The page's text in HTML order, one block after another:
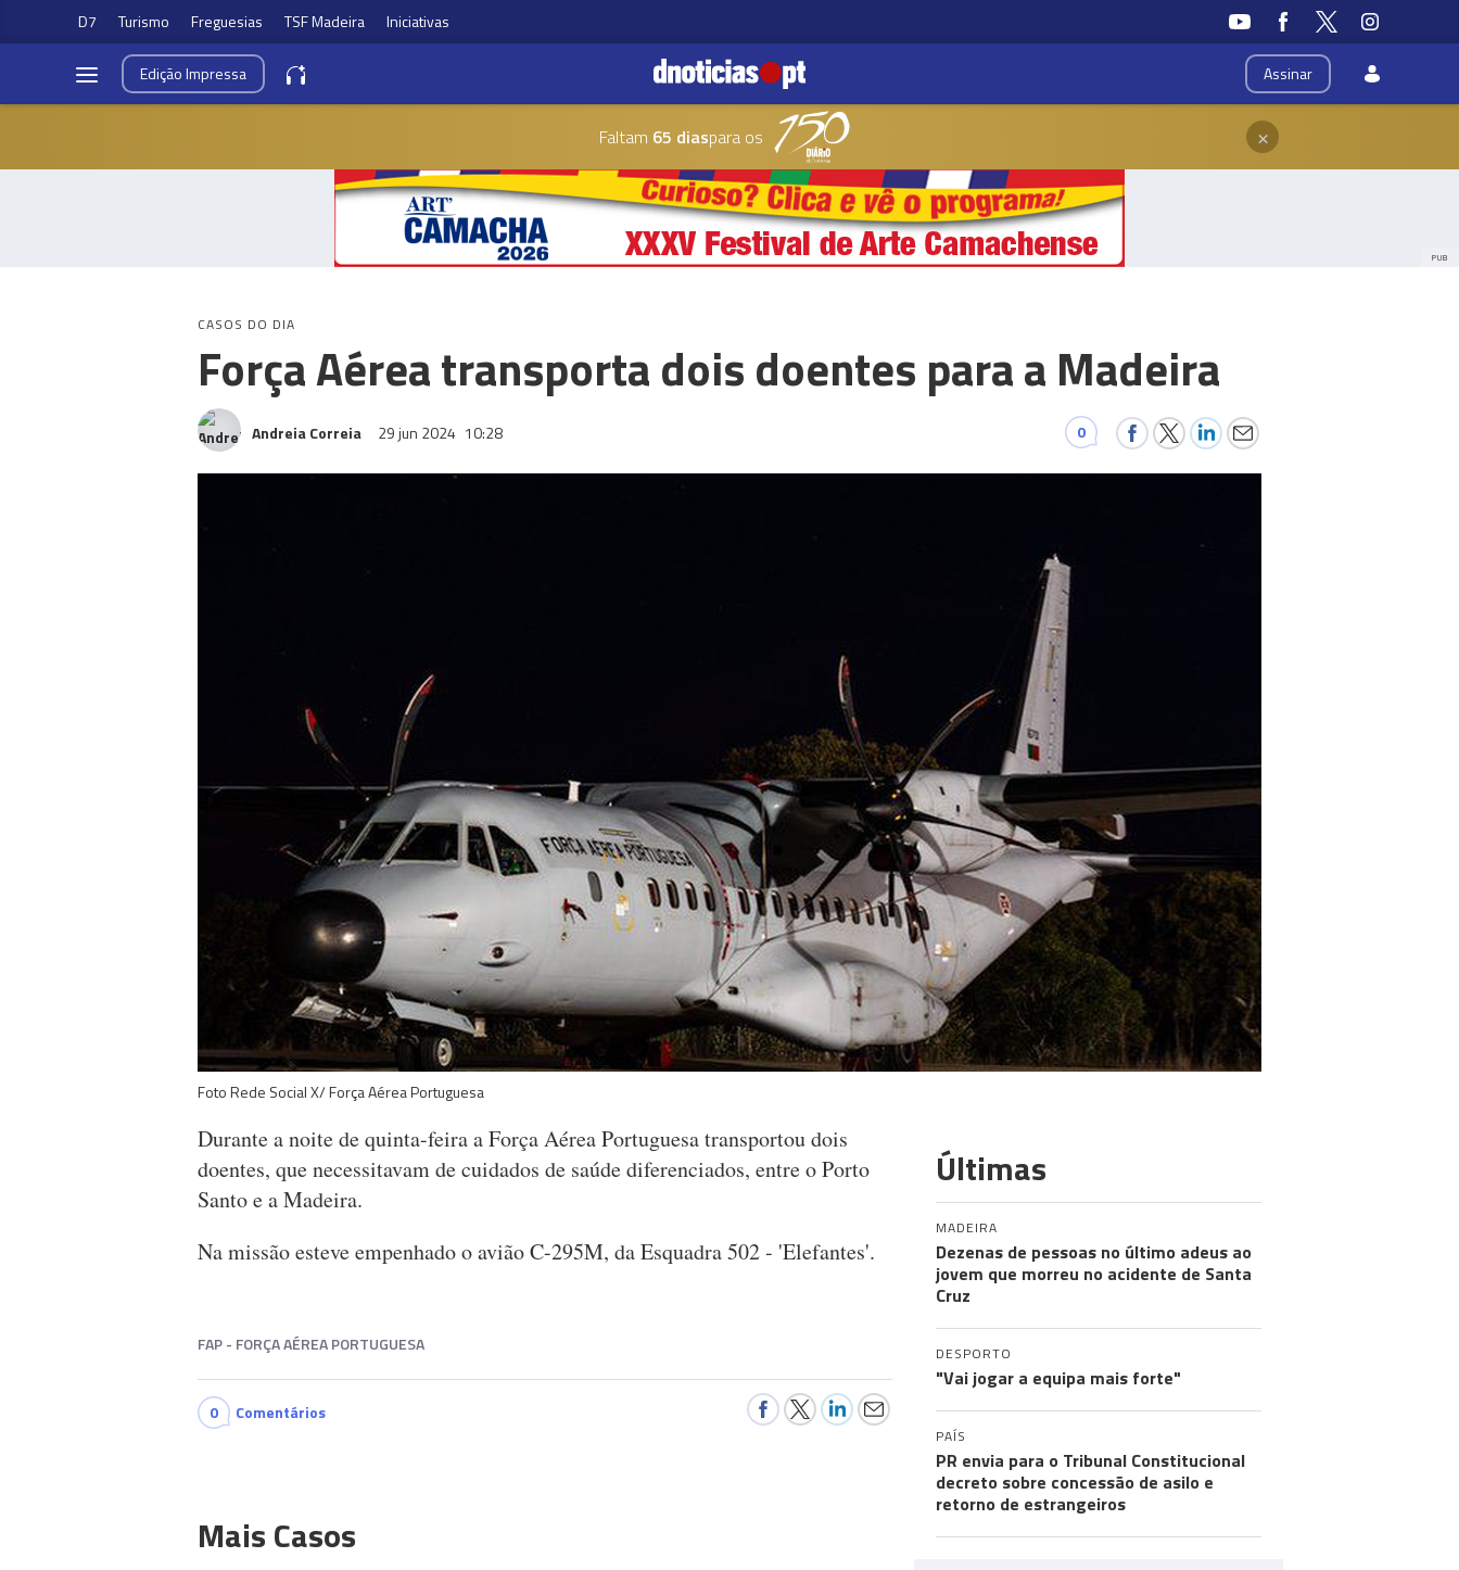
D7 Turismo Freguesias TSF Madeira Iniciativas
Assinar
EdiçãoImpressa
Faltam 65 diaspara os ×
PUB
CASOS DO DIA
Força Aérea transporta dois doentes para a Madeira
Andreia Correia 29 jun 2024 10:28 0
Foto Rede Social X/ Força Aérea Portuguesa
Durante a noite de quinta-feira a Força Aérea Portuguesa transportou dois
doentes, que necessitavam de cuidados de saúde diferenciados, entre o Porto
Santo e a Madeira.
Na missão esteve empenhado o avião C-295M, da Esquadra 502 - 'Elefantes'.
FAP - FORÇA AÉREA PORTUGUESA
0 Comentários
Mais Casos
Últimas
MADEIRA
Dezenas de pessoas no último adeus ao
jovem que morreu no acidente de Santa
Cruz
DESPORTO
"Vai jogar a equipa mais forte"
PAÍS
PR envia para o Tribunal Constitucional
decreto sobre concessão de asilo e
retorno de estrangeiros